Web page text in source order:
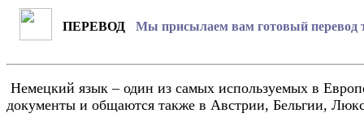
ПЕРЕВОД Мы присылаем вам готовый перевод
Немецкий язык – один из самых используемых в
документы и общаются также в Австрии, Бельгии,